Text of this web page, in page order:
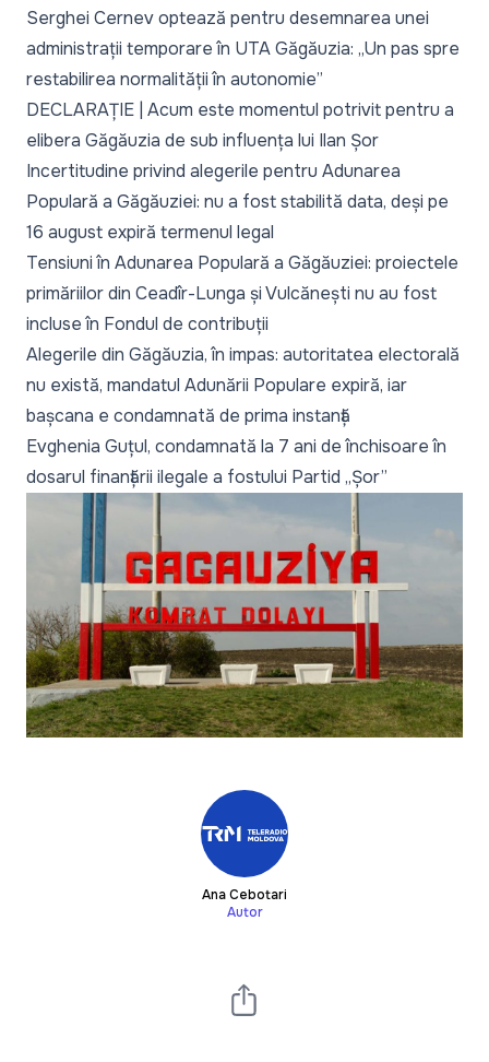
Serghei Cernev optează pentru desemnarea unei
administrații temporare în UTA Găgăuzia: „Un pas spre
restabilirea normalității în autonomie”
DECLARAȚIE | Acum este momentul potrivit pentru a
elibera Găgăuzia de sub influența lui Ilan Șor
Incertitudine privind alegerile pentru Adunarea
Populară a Găgăuziei: nu a fost stabilită data, deși pe
16 august expiră termenul legal
Tensiuni în Adunarea Populară a Găgăuziei: proiectele
primăriilor din Ceadîr-Lunga și Vulcănești nu au fost
incluse în Fondul de contribuții
Alegerile din Găgăuzia, în impas: autoritatea electorală
nu există, mandatul Adunării Populare expiră, iar
bașcana e condamnată de prima instanță
Evghenia Guțul, condamnată la 7 ani de închisoare în
dosarul finanțării ilegale a fostului Partid „Șor”
Ana Cebotari
Autor